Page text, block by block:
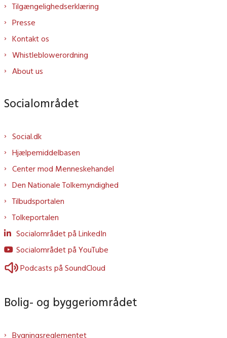
Tilgængelighedserklæring
Presse
Kontakt os
Whistleblowerordning
About us
Socialområdet
Social.dk
Hjælpemiddelbasen
Center mod Menneskehandel
Den Nationale Tolkemyndighed
Tilbudsportalen
Tolkeportalen
Socialområdet på LinkedIn
Socialområdet på YouTube
Podcasts på SoundCloud
Bolig- og byggeriområdet
Bygningsreglementet